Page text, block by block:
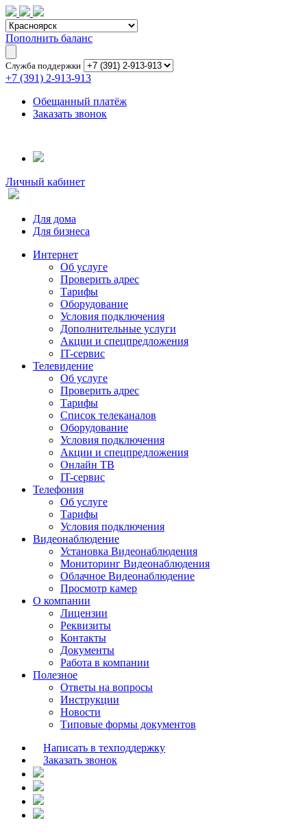
Пополнить баланс
Служба поддержки
+7 (391) 2-913-913
Обещанный платёж
Заказать звонок
Личный кабинет
Для дома
Для бизнеса
Интернет
Об услуге
Проверить адрес
Тарифы
Оборудование
Условия подключения
Дополнительные услуги
Акции и спецпредложения
IT-сервис
Телевидение
Об услуге
Проверить адрес
Тарифы
Список телеканалов
Оборудование
Условия подключения
Акции и спецпредложения
Онлайн ТВ
IT-сервис
Телефония
Об услуге
Тарифы
Условия подключения
Видеонаблюдение
Установка Видеонаблюдения
Мониторинг Видеонаблюдения
Облачное Видеонаблюдение
Просмотр камер
О компании
Лицензии
Реквизиты
Контакты
Документы
Работа в компании
Полезное
Ответы на вопросы
Инструкции
Новости
Типовые формы документов
Написать в техподдержку
Заказать звонок